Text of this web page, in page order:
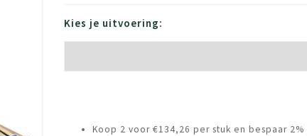
Kies je uitvoering:
Koop 2 voor €134,26 per stuk en bespaar 2%